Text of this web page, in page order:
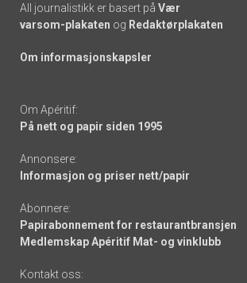
All journalistikk er basert på Vær
varsom-plakaten og Redaktørplakaten
Om informasjonskapsler
Om Apéritif:
På nett og papir siden 1995
Annonsere:
Informasjon og priser nett/papir
Abonnere:
Papirabonnement for restaurantbransjen
Medlemskap Apéritif Mat- og vinklubb
Kontakt oss: